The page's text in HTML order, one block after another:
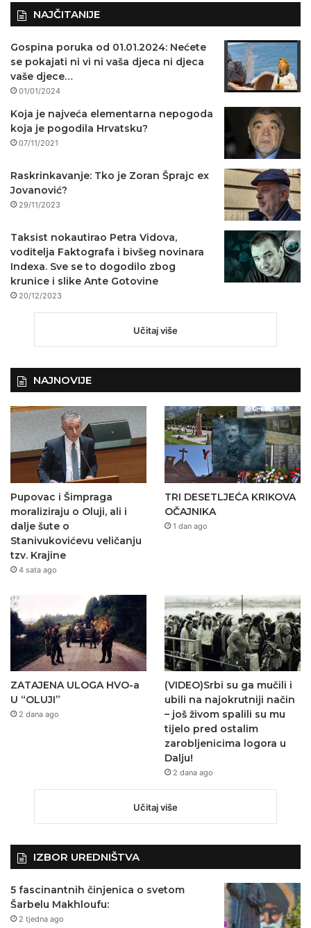
NAJČITANIJE
Gospina poruka od 01.01.2024: Nećete
se pokajati ni vi ni vaša djeca ni djeca
vaše djece…
01/01/2024
Koja je najveća elementarna nepogoda
koja je pogodila Hrvatsku?
07/11/2021
Raskrinkavanje: Tko je Zoran Šprajc ex
Jovanović?
29/11/2023
Taksist nokautirao Petra Vidova,
voditelja Faktografa i bivšeg novinara
Indexa. Sve se to dogodilo zbog
krunice i slike Ante Gotovine
20/12/2023
Učitaj više
NAJNOVIJE
Pupovac i Šimpraga
moraliziraju o Oluji, ali i
dalje šute o
Stanivukovićevu veličanju
tzv. Krajine
4 sata ago
TRI DESETLJEĆA KRIKOVA
OČAJNIKA
1 dan ago
ZATAJENA ULOGA HVO-a
U “OLUJI”
2 dana ago
(VIDEO)Srbi su ga mučili i
ubili na najokrutniji način
– još živom spalili su mu
tijelo pred ostalim
zarobljenicima logora u
Dalju!
2 dana ago
Učitaj više
IZBOR UREDNIŠTVA
5 fascinantnih činjenica o svetom
Šarbelu Makhloufu:
2 tjedna ago